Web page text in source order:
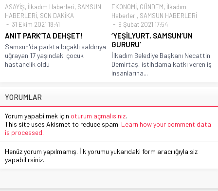
ASAYİŞ, İlkadım Haberleri, SAMSUN
HABERLERİ, SON DAKİKA
31 Ekim 2021 18:41
ANIT PARK’TA DEHŞET!
Samsun'da parkta bıçaklı saldırıya
uğrayan 17 yaşındaki çocuk
hastanelik oldu
EKONOMİ, GÜNDEM, İlkadım
Haberleri, SAMSUN HABERLERİ
9 Şubat 2021 17:54
‘YEŞİLYURT, SAMSUN’UN
GURURU’
İlkadım Belediye Başkanı Necattin
Demirtaş, istihdama katkı veren iş
insanlarına...
YORUMLAR
Yorum yapabilmek için oturum açmalısınız.
This site uses Akismet to reduce spam. Learn how your comment data
is processed.
Henüz yorum yapılmamış. İlk yorumu yukarıdaki form aracılığıyla siz
yapabilirsiniz.